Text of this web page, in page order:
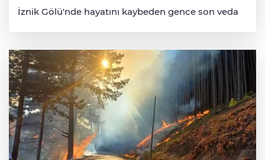
İznik Gölü'nde hayatını kaybeden gence son veda